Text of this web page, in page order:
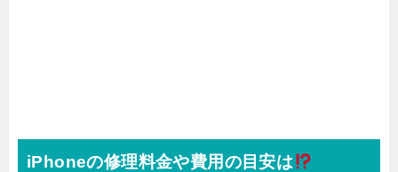
iPhoneの修理料金や費用の目安は